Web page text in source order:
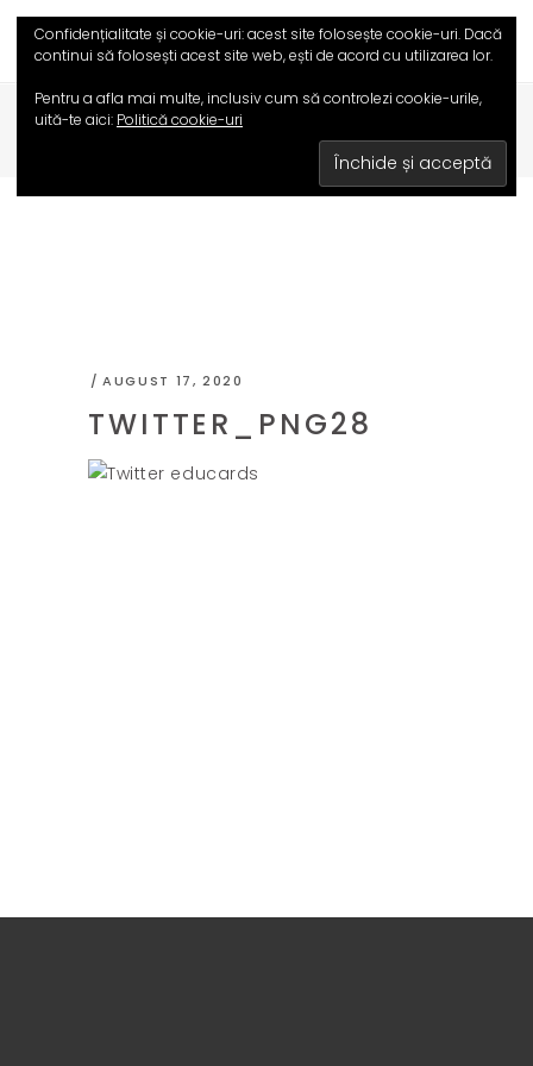
HOME/TWITTER_PNG28
AUGUST 17, 2020
TWITTER_PNG28
Confidențialitate și cookie-uri: acest site folosește cookie-uri. Dacă
continui să folosești acest site web, ești de acord cu utilizarea lor.
Pentru a afla mai multe, inclusiv cum să controlezi cookie-urile,
uită-te aici: Politică cookie-uri